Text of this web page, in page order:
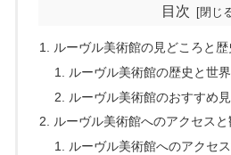
目次
ルーヴル美術館の見どころと歴
ルーヴル美術館の歴史と世
ルーヴル美術館のおすすめ
ルーヴル美術館へのアクセス
ルーヴル美術館へのアクセ